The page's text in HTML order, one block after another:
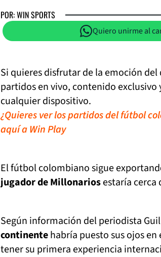
POR: WIN SPORTS
Quiero unirme al
Si quieres disfrutar de la emoción del
partidos en vivo, contenido
cualquier dispositivo.
¿Quieres ver los partidos del fútbol
aquí a Win Play
El fútbol colombiano sigue
jugador de Millonariosestaría
Según información del periodista
continentehabría puesto sus ojos
tener su primera experiencia